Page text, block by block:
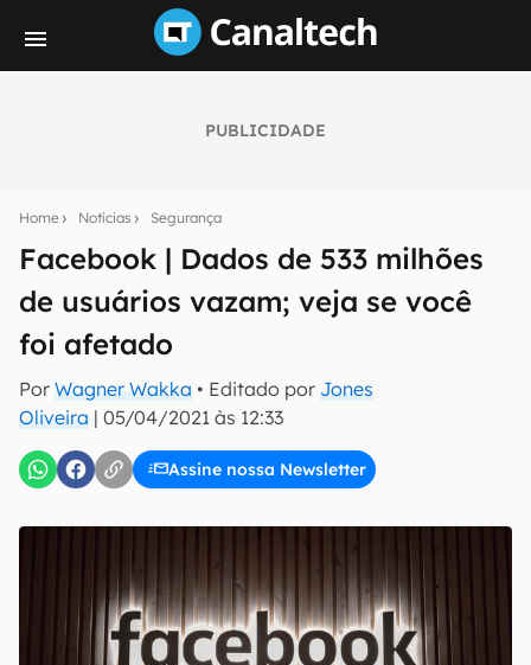
PUBLICIDADE
Home Notícias Segurança
Facebook | Dados de 533 milhões
de usuários vazam; veja se você
foi afetado
Por Wagner Wakka • Editado por Jones
Oliveira | 05/04/2021 às 12:33
Assine nossa Newsletter
notícias e reviews sobre tecnologia em primeira
mão.
E-mail
inscreva-se
Confirmo que li, aceito e concordo com os Termos de
Uso e Política de Privacidade do Canaltech.